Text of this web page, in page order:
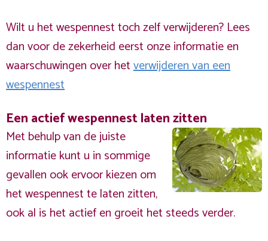
Wilt u het wespennest toch zelf verwijderen? Lees
dan voor de zekerheid eerst onze informatie en
waarschuwingen over hetverwijderen van een
wespennest
Een actief wespennest laten zitten
Met behulp van de juiste
informatie kunt u in sommige
gevallen ook ervoor kiezen om
het wespennest te laten zitten,
ook al is het actief en groeit het steeds verder.